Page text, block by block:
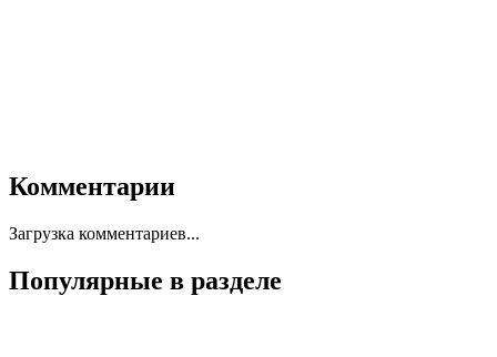
Комментарии
Загрузка комментариев...
Популярные в разделе